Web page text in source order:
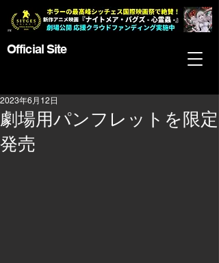
Official Site
劇場用パンフレットを限定
発売
2023年6月12日